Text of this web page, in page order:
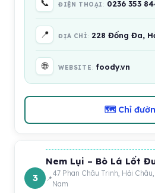
📞 ĐIỆN THOẠI 0236 353
📍 ĐỊA CHỈ 228 Đống Đa,
🌐 WEBSITE foody.vn
🗺 Chỉ
3
Nem Lụi – Bò Lá Lốt
47 Phan Châu Trinh, Hải
Nam